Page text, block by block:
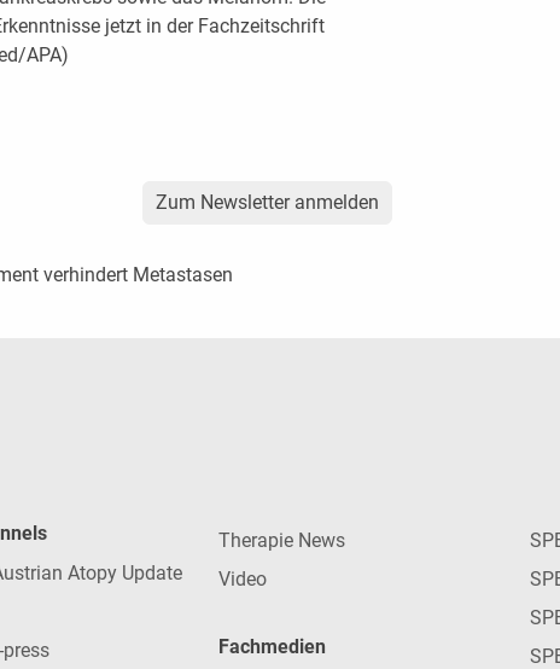
jetzt in der Fachzeitschrift
APA)
Zum Newsletter anmelden
verhindert Metastasen
Atopy Update
Therapie News
Video
Fachmedien